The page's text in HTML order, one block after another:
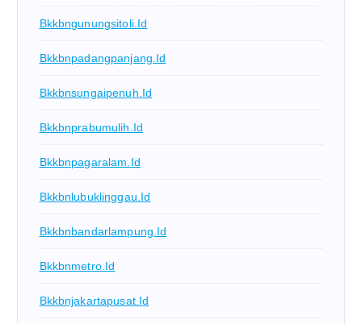
Bkkbngunungsitoli.id
Bkkbnpadangpanjang.id
Bkkbnsungaipenuh.id
Bkkbnprabumulih.id
Bkkbnpagaralam.id
Bkkbnlubuklinggau.id
Bkkbnbandarlampung.id
Bkkbnmetro.id
Bkkbnjakartapusat.id